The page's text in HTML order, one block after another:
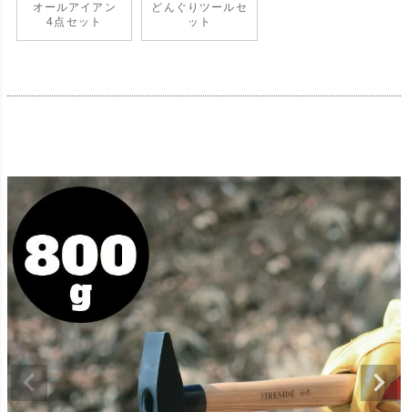
オールアイアン
4点セット
どんぐりツールセ
ット